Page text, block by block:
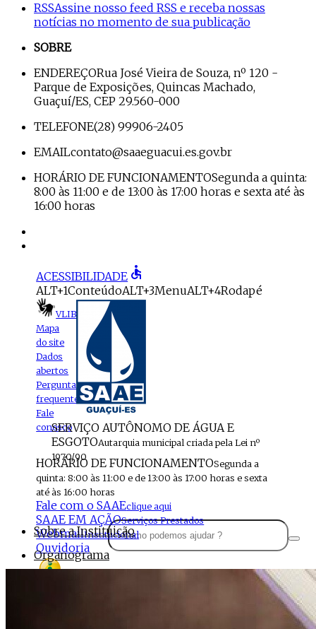
RSSAssine nosso feed RSS e receba nossas
notícias no momento de sua publicação
SOBRE
ENDEREÇORua José Vieira de Souza, nº 120 -
Parque de Exposições, Quincas Machado,
Guaçuí/ES, CEP 29.560-000
TELEFONE(28) 99906-2405
EMAILcontato@saaeguacui.es.gov.br
HORÁRIO DE FUNCIONAMENTOSegunda a quinta:
8:00 às 11:00 e de 13:00 às 17:00 horas e sexta até às
16:00 horas
ACESSIBILIDADE accessible
ALT+1ConteúdoALT+3MenuALT+4Rodapé
VLIBRAS
Mapa
do site
Dados
abertos
Perguntas
frequentes
Fale
conosco
SERVIÇO AUTÔNOMO DE ÁGUA E
ESGOTOAutarquia municipal criada pela Lei nº
1970/90
HORÁRIO DE FUNCIONAMENTOSegunda a
quinta: 8:00 às 11:00 e de 13:00 às 17:00 horas e sexta
até às 16:00 horas
Fale com o SAAEclique aqui
SAAE EM AÇÃOServiços Prestados
WebmailInstitucional
Ouvidoria
Sobre a Instituição
Organograma